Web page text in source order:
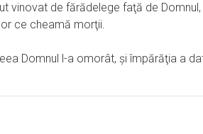
vinovat de fărădelege faţă de
ce cheamă morţii.
Domnul l-a omorât, şi împărăţia a